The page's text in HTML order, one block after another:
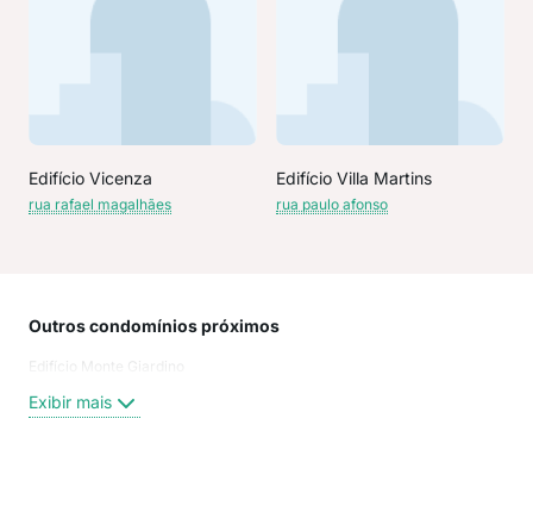
Edifício Vicenza
rua rafael magalhães
Edifício Villa Martins
rua paulo afonso
Outros condomínios próximos
Edifício Monte Giardino
Exibir mais